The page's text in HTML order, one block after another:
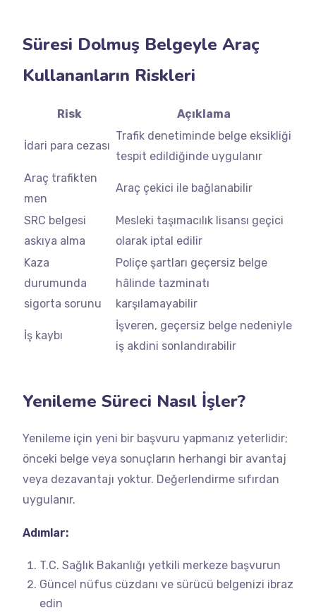
Süresi Dolmuş Belgeyle Araç
Kullananların Riskleri
Risk Açıklama
İdari para cezası
Trafik denetiminde belge eksikliği
tespit edildiğinde uygulanır
Araç trafikten
men
Araç çekici ile bağlanabilir
SRC belgesi
askıya alma
Mesleki taşımacılık lisansı geçici
olarak iptal edilir
Kaza
durumunda
sigorta sorunu
Poliçe şartları geçersiz belge
hâlinde tazminatı
karşılamayabilir
İş kaybı
İşveren, geçersiz belge nedeniyle
iş akdini sonlandırabilir
Yenileme Süreci Nasıl İşler?
Yenileme için yeni bir başvuru yapmanız yeterlidir;
önceki belge veya sonuçların herhangi bir avantaj
veya dezavantajı yoktur. Değerlendirme sıfırdan
uygulanır.
Adımlar:
T.C. Sağlık Bakanlığı yetkili merkeze başvurun
Güncel nüfus cüzdanı ve sürücü belgenizi ibraz
edin